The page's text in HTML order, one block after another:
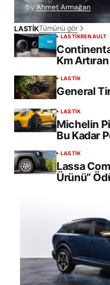
byAhmet Armağan
LASTİKTümünü gör
LASTİKRENAULT
Km
LASTİK
General
LASTİK
Michelin
Bu Kadar
LASTİK
Lassa
Ürünü”